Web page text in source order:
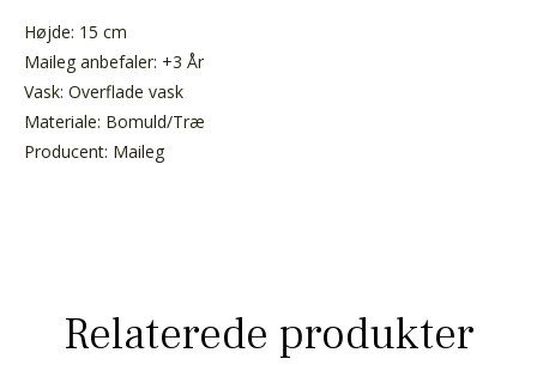
Højde: 15 cm
Maileg anbefaler: +3 År
Vask: Overflade vask
Materiale: Bomuld/Træ
Producent: Maileg
Relaterede produkter